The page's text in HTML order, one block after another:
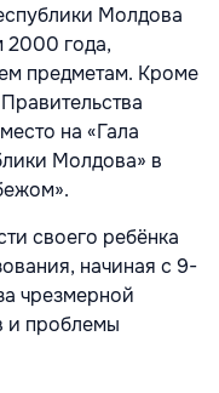
Молдова
2000 года,
предметам. Кроме
на «Гала
Молдова» в
своего ребёнка
начиная с 9-
чрезмерной
и проблемы